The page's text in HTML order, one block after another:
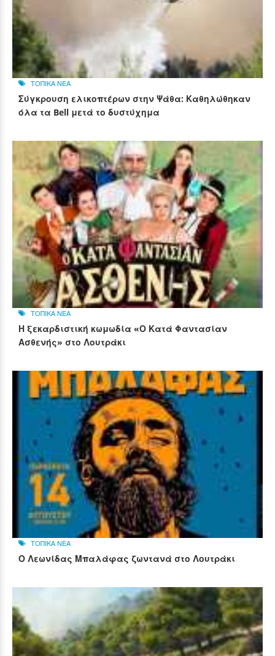
ΤΟΠΙΚΑ ΝΕΑ
Σύγκρουση ελικοπτέρων στην Ψάθα: Καθηλώθηκαν
όλα τα Bell μετά το δυστύχημα
ΤΟΠΙΚΑ ΝΕΑ
Η ξεκαρδιστική κωμωδία «Ο Κατά Φαντασίαν
Ασθενής» στο Λουτράκι
ΤΟΠΙΚΑ ΝΕΑ
Ο Λεωνίδας Μπαλάφας ζωντανά στο Λουτράκι